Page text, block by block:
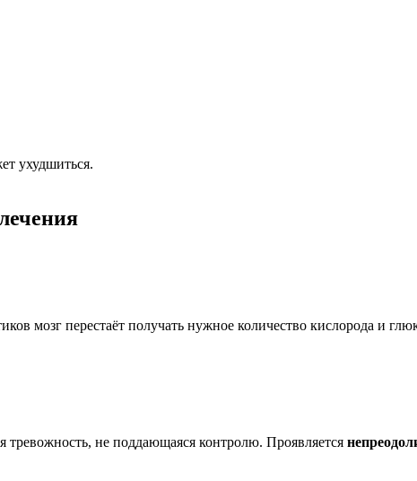
ухудшиться.
мозг перестаёт получать нужное количество кислорода и
тревожность, не поддающаяся контролю. Проявляется